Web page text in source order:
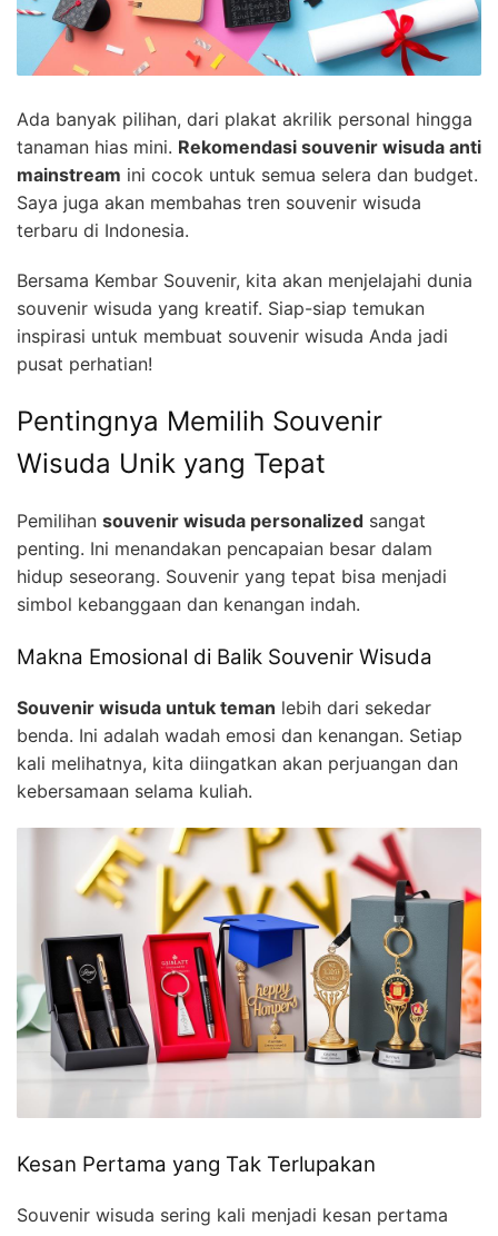
Ada banyak pilihan, dari plakat akrilik personal hingga
tanaman hias mini. Rekomendasi souvenir wisuda anti
mainstream ini cocok untuk semua selera dan budget.
Saya juga akan membahas tren souvenir wisuda
terbaru di Indonesia.
Bersama Kembar Souvenir, kita akan menjelajahi dunia
souvenir wisuda yang kreatif. Siap-siap temukan
inspirasi untuk membuat souvenir wisuda Anda jadi
pusat perhatian!
Pentingnya Memilih Souvenir
Wisuda Unik yang Tepat
Pemilihan souvenir wisuda personalized sangat
penting. Ini menandakan pencapaian besar dalam
hidup seseorang. Souvenir yang tepat bisa menjadi
simbol kebanggaan dan kenangan indah.
Makna Emosional di Balik Souvenir Wisuda
Souvenir wisuda untuk teman lebih dari sekedar
benda. Ini adalah wadah emosi dan kenangan. Setiap
kali melihatnya, kita diingatkan akan perjuangan dan
kebersamaan selama kuliah.
Kesan Pertama yang Tak Terlupakan
Souvenir wisuda sering kali menjadi kesan pertama